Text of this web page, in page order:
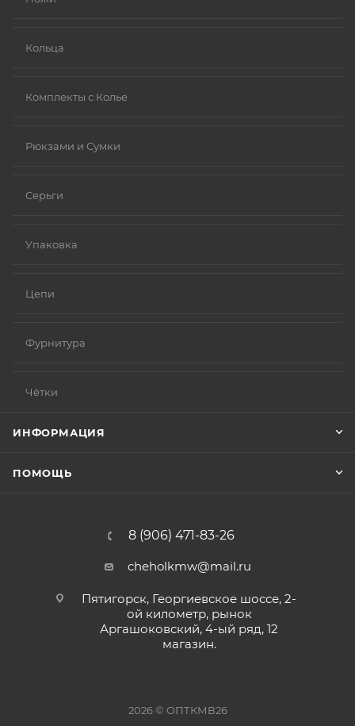
Кольца
Комплекты с Колье
Рюкзами и Сумки
Серьги
Упаковка
Цепи
Фурнитура
Чётки
ИНФОРМАЦИЯ
ПОМОЩЬ
8 (906) 471-83-26
cheholkmw@mail.ru
Пятигорск, Георгиевское шоссе, 2-
ой километр, рынок
Аргашоковский, 4-ый ряд, 12
магазин.
2026 © ОПТКМВ26